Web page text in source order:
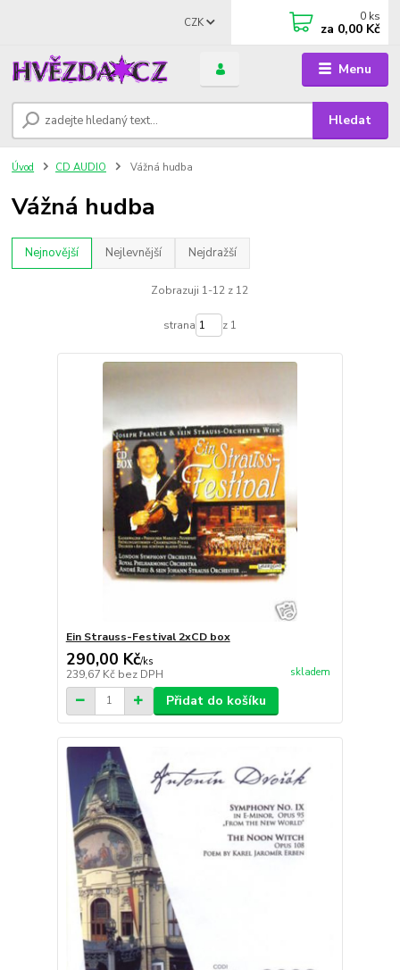
Menu
CZK
Hledat
0 ks
za 0,00 Kč
Úvod CD AUDIO Vážná hudba
Vážná hudba
Nejnovější Nejlevnější Nejdražší
Zobrazuji 1-12 z 12
strana z 1
Ein Strauss-Festival 2xCD box
290,00 Kč/ks
239,67 Kč bez DPH skladem
Přidat do košíku